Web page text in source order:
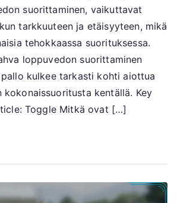
suorittaminen, vaikuttavat
tarkkuuteen ja etäisyyteen, mikä
tehokkaassa suorituksessa.
loppuvedon suorittaminen
kulkee tarkasti kohti aiottua
kokonaissuoritusta kentällä. Key
Toggle Mitkä ovat […]